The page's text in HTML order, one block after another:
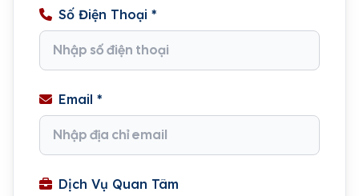
Số Điện Thoại *
Email *
Dịch Vụ Quan Tâm